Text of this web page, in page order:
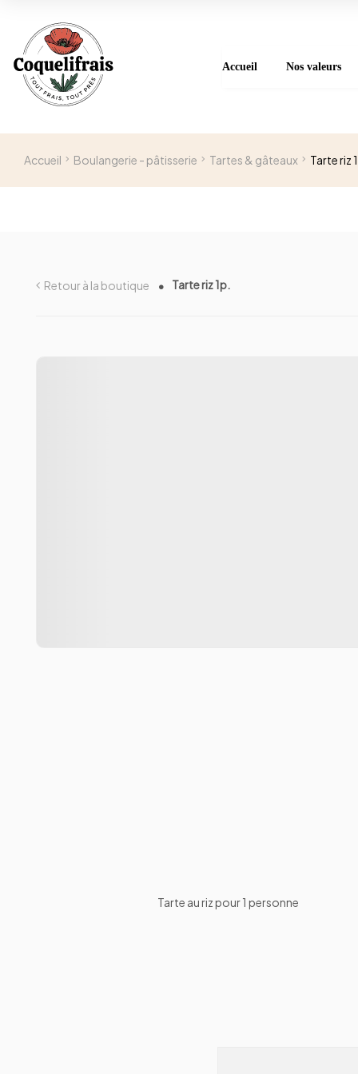
Accueil Nos valeurs
Accueil Boulangerie - pâtisserie Tartes & gâteaux Tarte riz
Retour à la boutique Tarte riz 1p.
Tarte au riz pour 1 personne